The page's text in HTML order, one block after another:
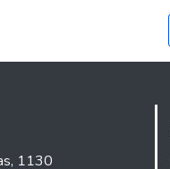
1130